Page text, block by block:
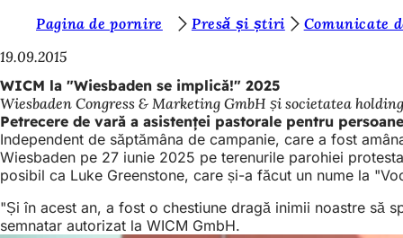
Salt la conținut
u
n
t
e
ț
i
a
Pagina de pornire Presă și știri
Comunicate
19.09.2015
WICM la "Wiesbaden se implică!" 2025
Wiesbaden Congress & Marketing GmbH și societatea
Petrecere de vară a asistenței pastorale pentru
Independent de săptămâna de campanie, care a fost
Wiesbaden pe 27 iunie 2025 pe terenurile parohiei
posibil ca Luke Greenstone, care și-a făcut un nume la
"Și în acest an, a fost o chestiune dragă inimii noastre să
semnatar autorizat la WICM GmbH.